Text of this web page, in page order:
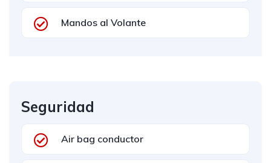
Mandos al Volante
Seguridad
Air bag conductor